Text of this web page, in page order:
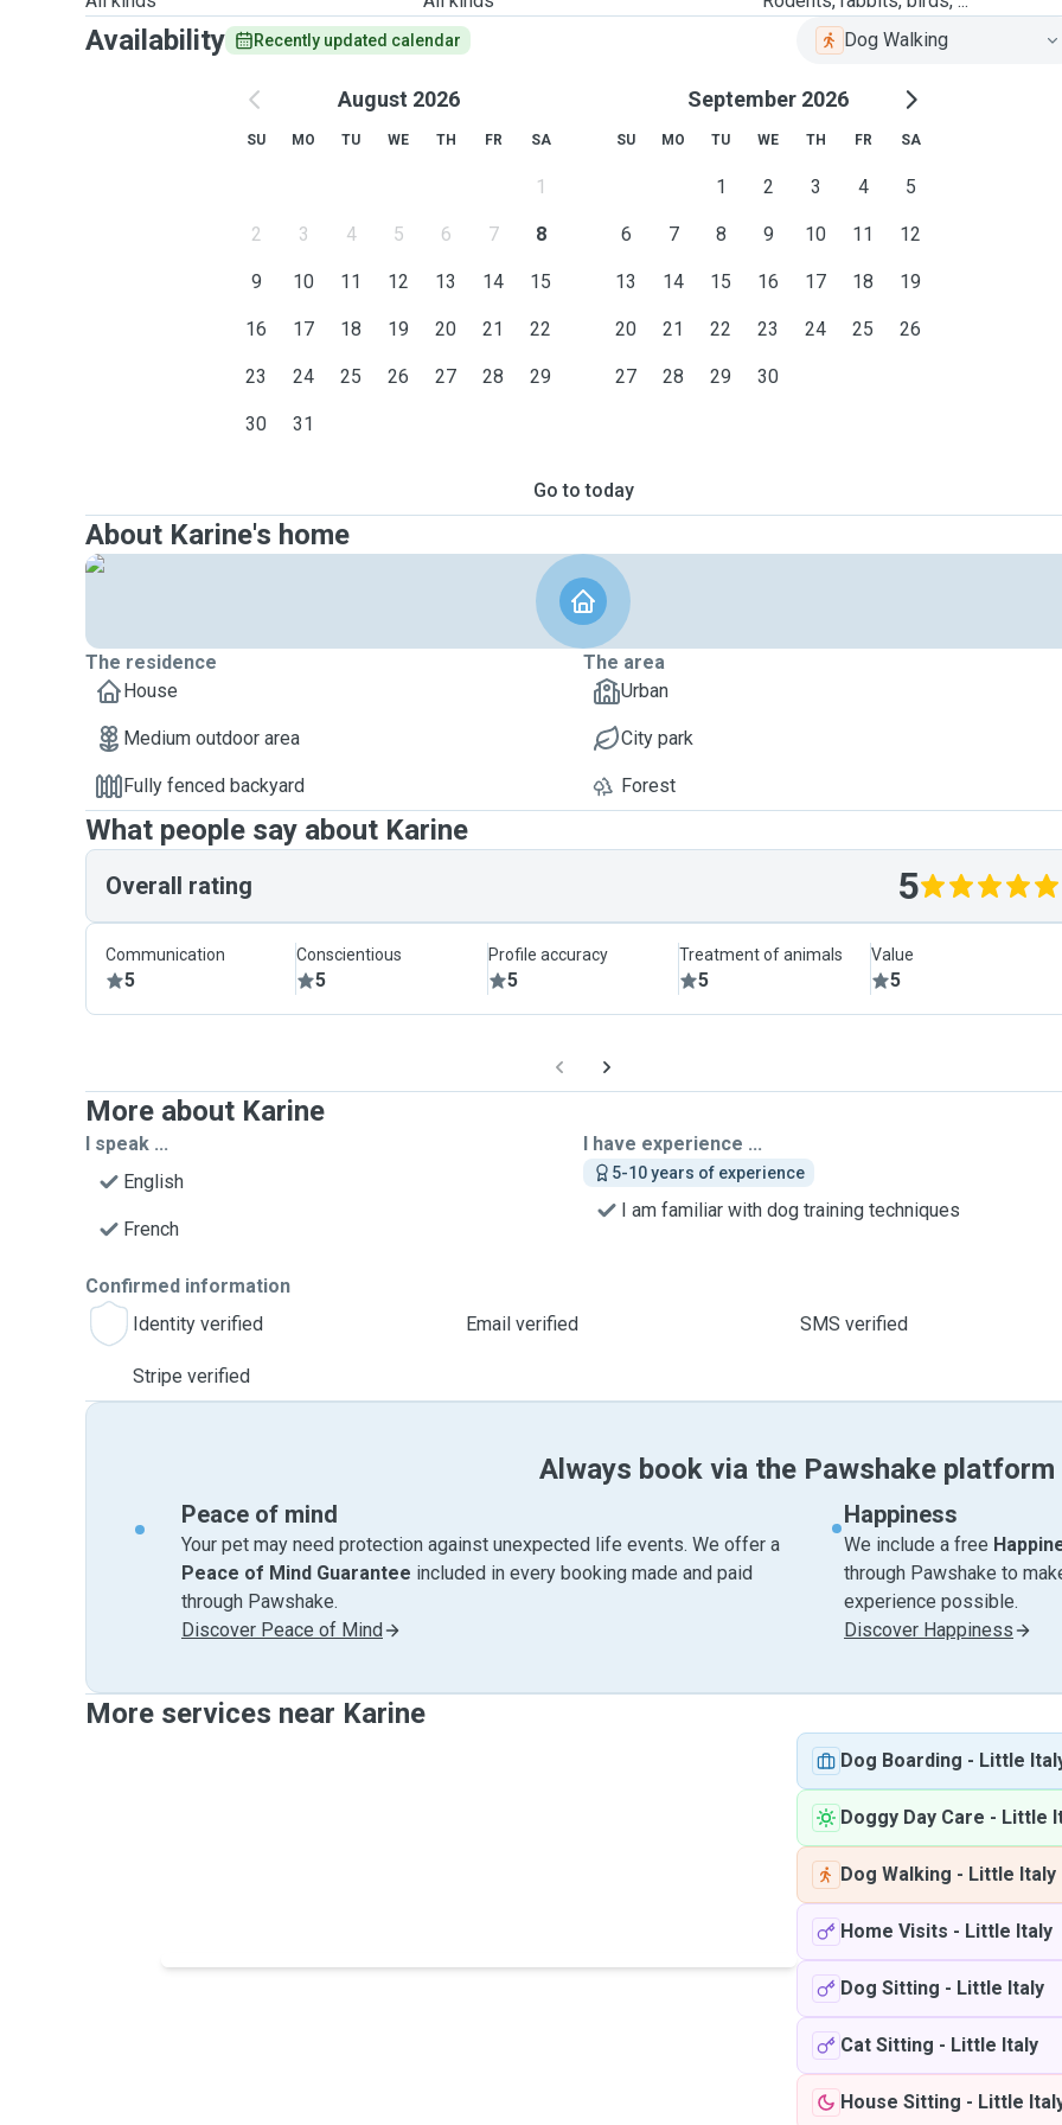
Availability Recently updated calendar Dog Walking
August 2026
SU MO TU WE TH FR SA
1
2 3 4 5 6 7 8
9 10 11 12 13 14 15
16 17 18 19 20 21 22
23 24 25 26 27 28 29
30 31
September 2026
SU MO TU WE TH FR SA
1 2 3 4 5
6 7 8 9 10 11 12
13 14 15 16 17 18 19
20 21 22 23 24 25 26
27 28 29 30
Go to today
About Karine's home
The residence
House
Medium outdoor area
Fully fenced backyard
The area
Urban
City park
Forest
What people say about Karine
Overall rating 5
Communication
5
Conscientious
5
Profile accuracy
5
Treatment of animals
5
Value
5
More about Karine
I speak ...
English
French
I have experience ...
5-10 years of experience
I am familiar with dog training techniques
Confirmed information
Identity verified
Email verified SMS verified
Stripe verified
Always book via the Pawshake platform
Peace of mind
Your pet may need protection against unexpected life events. We offer a
Peace of Mind Guarantee included in every booking made and paid
through Pawshake.
Discover Peace of Mind
Happiness
We include a free
through Pawshake to
experience possible.
Discover Happiness
More services near Karine
Dog Boarding - Little
Doggy Day Care - Little
Dog Walking - Little Italy
Home Visits - Little Italy
Dog Sitting - Little Italy
Cat Sitting - Little Italy
House Sitting - Little